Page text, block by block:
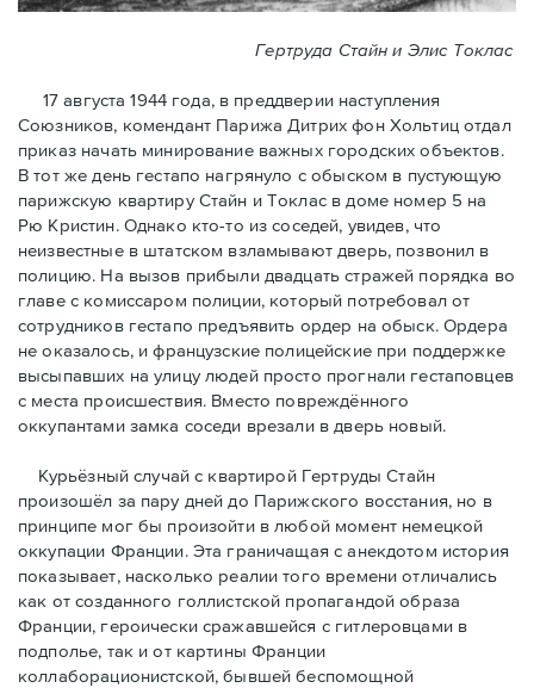
Гертруда Стайн и Элис Токлас
17 августа 1944 года, в преддверии наступления
Союзников, комендант Парижа Дитрих фон Хольтиц отдал
приказ начать минирование важных городских объектов.
В тот же день гестапо нагрянуло с обыском в пустующую
парижскую квартиру Стайн и Токлaс в домe номер 5 на
Рю Кристин. Однако кто-то из соседей, увидев, что
неизвестные в штатском взламывают дверь, позвонил в
полицию. На вызов прибыли двадцать стражей порядка во
главе с комиссаром полиции, который потребовал от
сотрудников гестапо предъявить ордер на обыск. Ордера
не оказалось, и французские полицейские при поддержке
высыпавших на улицу людей просто прогнали гестаповцев
с места происшествия. Вместо повреждённого
оккупантами замка соседи врезали в дверь новый.
Курьёзный случай с квартирой Гертруды Стайн
произошёл за пару дней до Парижского восстания, но в
принципe мог бы произойти в любой момент немецкой
оккупации Франции. Эта граничащая с анекдотом история
показывает, насколько реалии того времени отличались
как от созданного голлистской пропагандой образа
Франции, героически сражавшейся с гитлеровцами в
подполье, так и от картины Франции
коллаборационистской, бывшей беспомощной